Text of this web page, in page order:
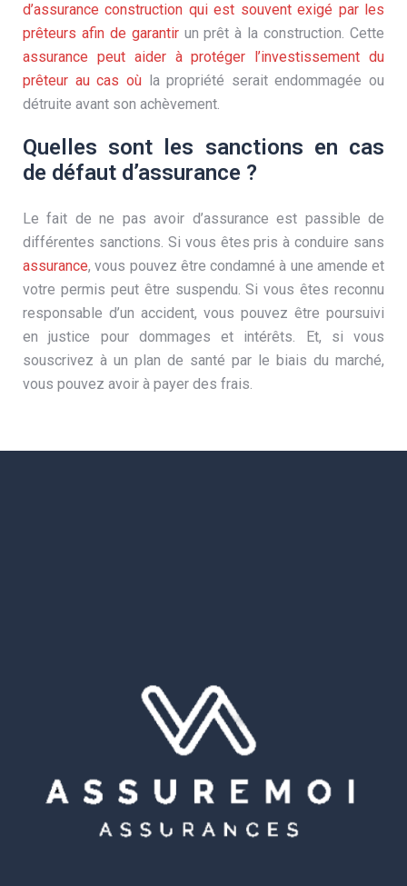
d’assurance construction qui est souvent exigé par les
prêteurs afin de garantirun prêt à la construction. Cette
assurance peut aider à protéger l’investissement du
prêteur au cas oùla propriété serait endommagée ou
détruite avant son achèvement.
Quelles sont les sanctions en cas
de défaut d’assurance ?
Le fait de ne pas avoir d’assurance est passible de
différentes sanctions. Si vous êtes pris à conduire sans
assurance, vous pouvez être condamné à une amende et
votre permis peut être suspendu. Si vous êtes reconnu
responsable d’un accident, vous pouvez être poursuivi
en justice pour dommages et intérêts. Et, si vous
souscrivez à un plan de santé par le biais du marché,
vous pouvez avoir à payer des frais.